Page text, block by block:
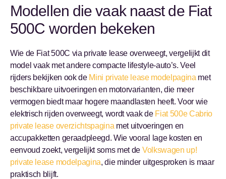
Modellen die vaak naast de Fiat
500C worden bekeken
Wie de Fiat 500C via private lease overweegt, vergelijkt dit
model vaak met andere compacte lifestyle-auto’s. Veel
rijders bekijken ook de Mini private lease modelpagina met
beschikbare uitvoeringen en motorvarianten, die meer
vermogen biedt maar hogere maandlasten heeft. Voor wie
elektrisch rijden overweegt, wordt vaak de Fiat 500e Cabrio
private lease overzichtspagina met uitvoeringen en
accupakketten geraadpleegd. Wie vooral lage kosten en
eenvoud zoekt, vergelijkt soms met de Volkswagen up!
private lease modelpagina, die minder uitgesproken is maar
praktisch blijft.